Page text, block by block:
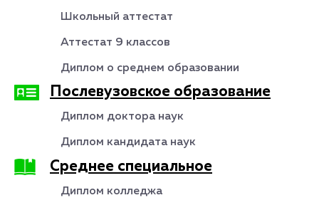
Школьный аттестат
Аттестат 9 классов
Диплом о среднем образовании
Послевузовское образование
Диплом доктора наук
Диплом кандидата наук
Среднее специальное
Диплом колледжа